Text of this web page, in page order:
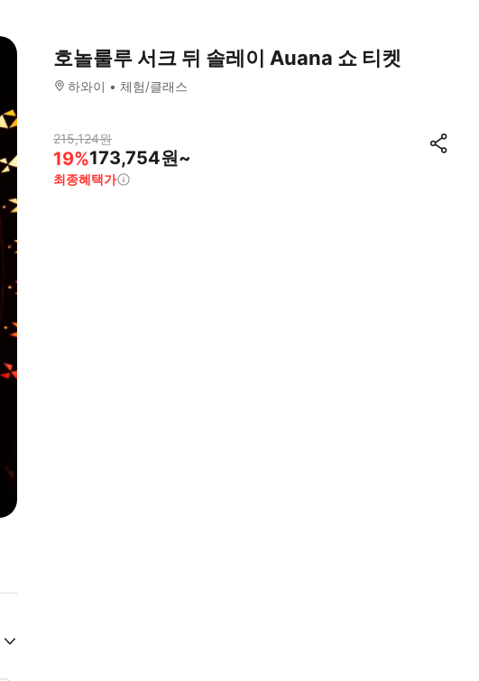
호놀룰루 서크 뒤 솔레이 Auana 쇼 티켓
하와이 체험/클래스
215,124원
19%173,754원~
최종혜택가